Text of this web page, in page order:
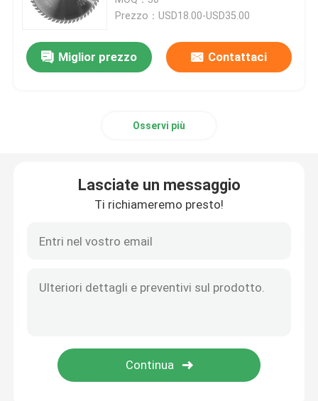
Punta a gradino in HSS
Prezzo：USD18.00-USD35.00
Miglior prezzo Contattaci
Osservi più
Lasciate un messaggio
Ti richiameremo presto!